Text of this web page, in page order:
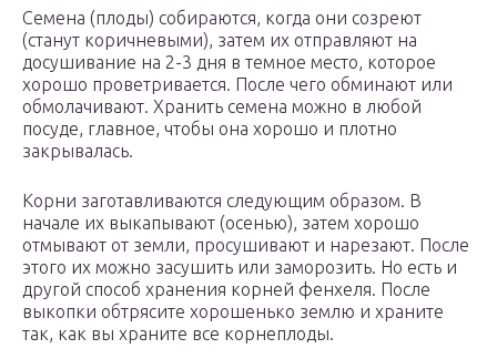
Семена (плоды) собираются, когда они созреют
(станут коричневыми), затем их отправляют на
досушивание на 2-3 дня в темное место, которое
хорошо проветривается. После чего обминают или
обмолачивают. Хранить семена можно в любой
посуде, главное, чтобы она хорошо и плотно
закрывалась.
Корни заготавливаются следующим образом. В
начале их выкапывают (осенью), затем хорошо
отмывают от земли, просушивают и нарезают. После
этого их можно засушить или заморозить. Но есть и
другой способ хранения корней фенхеля. После
выкопки обтрясите хорошенько землю и храните
так, как вы храните все корнеплоды.